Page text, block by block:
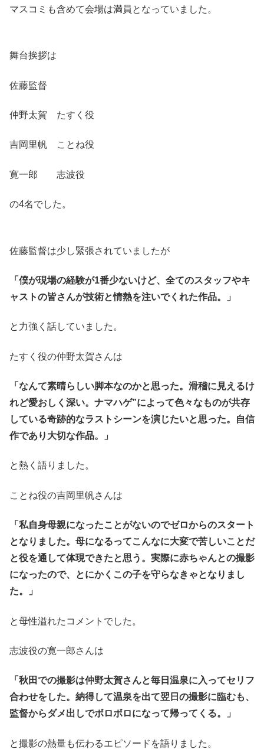
マスコミも含めて会場は満員となっていました。
舞台挨拶は
佐藤監督
仲野太賀 たすく役
吉岡里帆 ことね役
寛一郎 志波役
の4名でした。
佐藤監督は少し緊張されていましたが
「僕が現場の経験が1番少ないけど、全てのスタッフやキ
ャストの皆さんが技術と情熱を注いでくれた作品。」
と力強く話していました。
たすく役の仲野太賀さんは
「なんて素晴らしい脚本なのかと思った。滑稽に見えるけ
れど愛おしく深い。ナマハゲ”によって色々なものが共存
している奇跡的なラストシーンを演じたいと思った。自信
作であり大切な作品。」
と熱く語りました。
ことね役の吉岡里帆さんは
「私自身母親になったことがないのでゼロからのスタート
となりました。母になるってこんなに大変で苦しいことだ
と役を通して体現できたと思う。実際に赤ちゃんとの撮影
になったので、とにかくこの子を守らなきゃとなりまし
た。」
と母性溢れたコメントでした。
志波役の寛一郎さんは
「秋田での撮影は仲野太賀さんと毎日温泉に入ってセリフ
合わせをした。納得して温泉を出て翌日の撮影に臨むも、
監督からダメ出しでボロボロになって帰ってくる。」
と撮影の熱量も伝わるエピソードを語りました。